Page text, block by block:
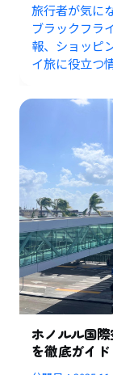
旅行者が気に
ブラックフラ
報、ショッピ
イ旅に役立つ
ホノルル国
を徹底ガイド